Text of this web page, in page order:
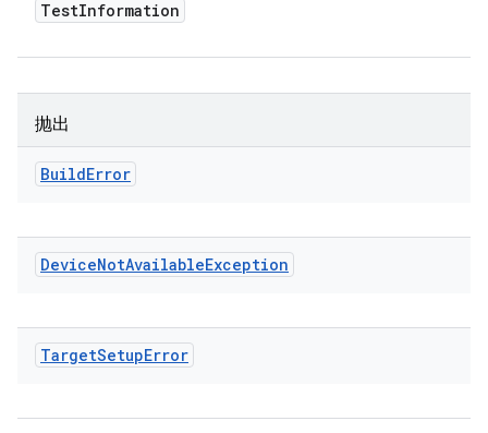
TestInformation
抛出
BuildError
DeviceNotAvailableException
TargetSetupError